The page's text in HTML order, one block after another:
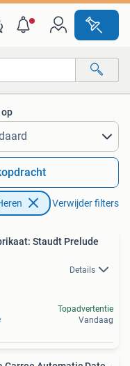
Verwijder filters
Staudt Prelude
Details
Topadvertentie
Vandaag